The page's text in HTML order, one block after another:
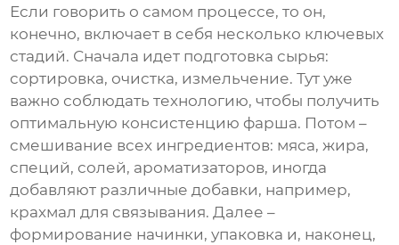
Если говорить о самом процессе, то он,
конечно, включает в себя несколько ключевых
стадий. Сначала идет подготовка сырья:
сортировка, очистка, измельчение. Тут уже
важно соблюдать технологию, чтобы получить
оптимальную консистенцию фарша. Потом –
смешивание всех ингредиентов: мяса, жира,
специй, солей, ароматизаторов, иногда
добавляют различные добавки, например,
крахмал для связывания. Далее –
формирование начинки, упаковка и, наконец,